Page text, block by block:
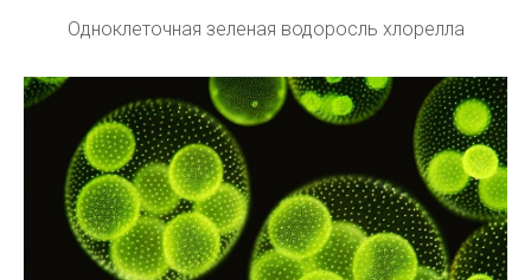
Одноклеточная зеленая водоросль хлорелла